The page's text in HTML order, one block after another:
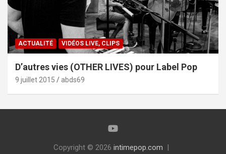
ACTUALITÉ VIDÉOS LIVE, CLIPS
D’autres vies (OTHER LIVES) pour Label Pop
9 juillet 2015 abds69
Copyright © 2026 intimepop.com